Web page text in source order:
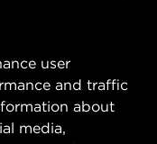
user
and traffic
about
media,